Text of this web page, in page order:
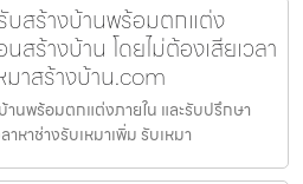
บสร้างบ้านพร้อมตกแต่ง
สร้างบ้าน โดยไม่ต้องเสียเวลา
มาสร้างบ้าน.com
านพร้อมตกแต่งภายใน และรับปรึกษา
หาช่างรับเหมาเพิ่ม รับเหมา